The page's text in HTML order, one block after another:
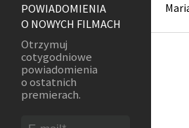
POWIADOMIENIA
O NOWYCH FILMACH
Otrzymuj
cotygodniowe
powiadomienia
o ostatnich
premierach.